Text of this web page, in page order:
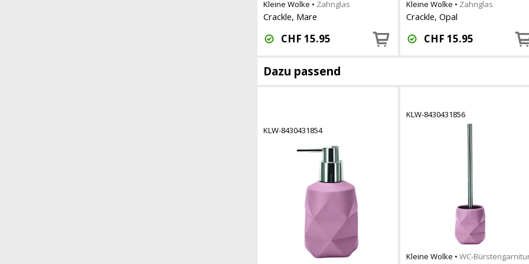
Kleine Wolke • Zahnglas
Crackle, Mare
CHF 15.95
Kleine Wolke • Zahnglas
Crackle, Opal
CHF 15.95
Dazu passend
KLW-8430431854
KLW-8430431856
Kleine Wolke • WC-